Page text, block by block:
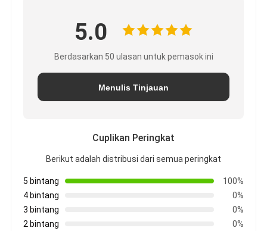
5.0
Berdasarkan 50 ulasan untuk pemasok ini
Menulis Tinjauan
Cuplikan Peringkat
Berikut adalah distribusi dari semua peringkat
5 bintang
100%
4 bintang
0%
3 bintang
0%
2 bintang
0%